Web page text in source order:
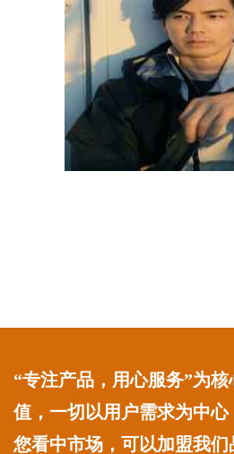
“专注产品，用心服务”为核
值，一切以用户需求为中心
您看中市场，可以加盟我们